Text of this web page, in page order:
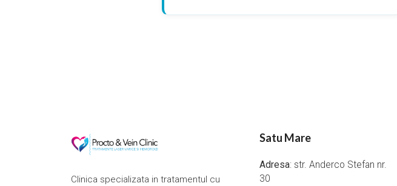
Clinica specializata in tratamentul cu
Satu Mare
Adresa: str. Anderco Stefan nr.
30